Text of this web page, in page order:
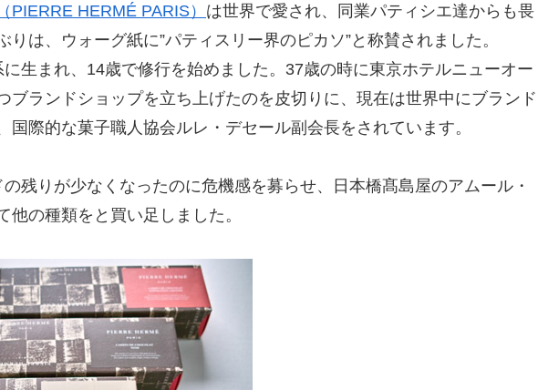
PIERRE HERMÉ PARIS） は世界で愛され、同業パティシエ達からも畏
は、ウォーグ紙に”パティスリー界のピカソ”と称賛されました。
生まれ、14歳で修行を始めました。37歳の時に東京ホテルニューオー
ブランドショップを立ち上げたのを皮切りに、現在は世界中にブランド
国際的な菓子職人協会ルレ・デセール副会長をされています。
残りが少なくなったのに危機感を募らせ、日本橋髙島屋のアムール・
他の種類をと買い足しました。